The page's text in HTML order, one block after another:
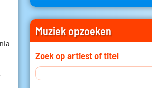
Muziek opzoeken
Zoek op artiest of titel